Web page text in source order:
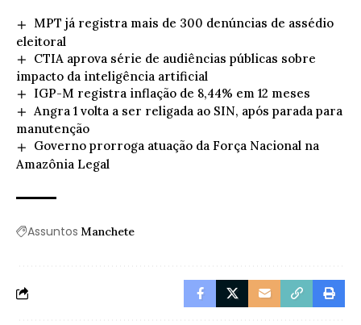
MPT já registra mais de 300 denúncias de assédio
eleitoral
CTIA aprova série de audiências públicas sobre
impacto da inteligência artificial
IGP-M registra inflação de 8,44% em 12 meses
Angra 1 volta a ser religada ao SIN, após parada para
manutenção
Governo prorroga atuação da Força Nacional na
Amazônia Legal
Assuntos Manchete